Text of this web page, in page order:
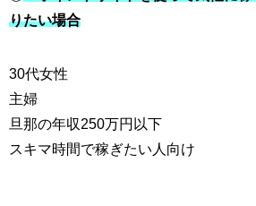
りたい場合
30代女性
主婦
旦那の年収250万円以下
スキマ時間で稼ぎたい人向け